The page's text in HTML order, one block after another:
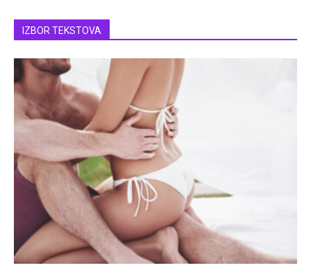
IZBOR TEKSTOVA